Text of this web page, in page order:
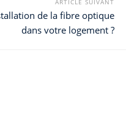
ARTICLE SUIVANT
de la fibre optique
dans votre logement ?